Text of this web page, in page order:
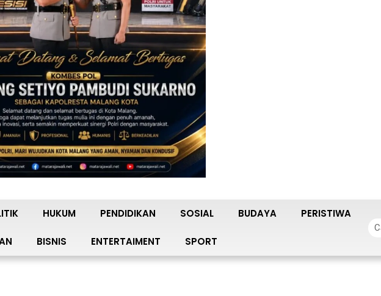
HUKUM PENDIDIKAN SOSIAL BUDAYA PERISTIWA
BISNIS ENTERTAIMENT SPORT